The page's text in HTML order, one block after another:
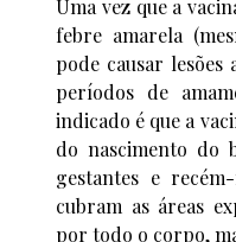
Uma vez que a
febre amarela
pode causar lesões
períodos de
indicado é que a
do nascimento do
gestantes e
cubram as áreas
por todo o corpo,